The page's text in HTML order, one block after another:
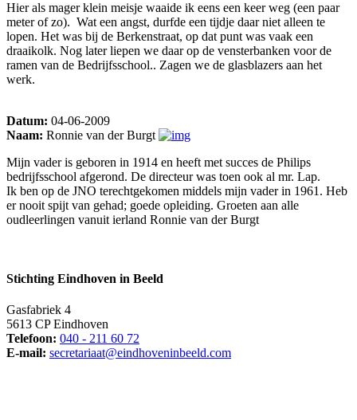
Hier als mager klein meisje waaide ik eens een keer weg (een paar
meter of zo). Wat een angst, durfde een tijdje daar niet alleen te
lopen. Het was bij de Berkenstraat, op dat punt was vaak een
draaikolk. Nog later liepen we daar op de vensterbanken voor de
ramen van de Bedrijfsschool.. Zagen we de glasblazers aan het
werk.
Datum: 04-06-2009
Naam: Ronnie van der Burgt
Mijn vader is geboren in 1914 en heeft met succes de Philips
bedrijfsschool afgerond. De directeur was toen ook al mr. Lap.
Ik ben op de JNO terechtgekomen middels mijn vader in 1961. Heb
er nooit spijt van gehad; goede opleiding. Groeten aan alle
oudleerlingen vanuit ierland Ronnie van der Burgt
Stichting Eindhoven in Beeld
Gasfabriek 4
5613 CP Eindhoven
Telefoon: 040 - 211 60 72
E-mail: secretariaat@eindhoveninbeeld.com